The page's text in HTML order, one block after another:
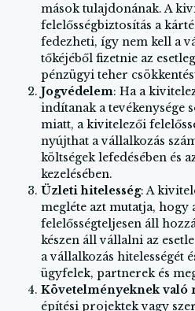
mások tulajdonának. A
felelősségbiztosítás a
fedezheti, így nem kell a
tőkéjéből fizetnie az
pénzügyi teher
Jogvédelem: Ha a
indítanak a tevékenysége
miatt, a kivitelezői
nyújthat a vállalkozás
költségek lefedésében és
kezelésében.
Üzleti hitelesség: A
megléte azt mutatja, hogy
felelősségteljesen áll
készen áll vállalni az
a vállalkozás hitelességét
ügyfelek, partnerek és
Követelményeknek való
építési projektek vagy